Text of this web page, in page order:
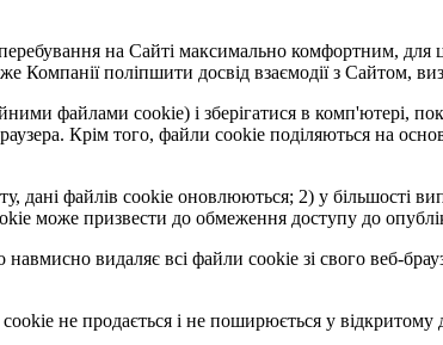
на Сайті максимально комфортним,
Компанії поліпшити досвід взаємодії з Сайтом,
файлами cookie) і зберігатися в комп'ютері,
Крім того, файли cookie поділяються на
файлів cookie оновлюються; 2) у більшості
може призвести до обмеження доступу до
видаляє всі файли cookie зі свого веб-
не продається і не поширюється у відкритому